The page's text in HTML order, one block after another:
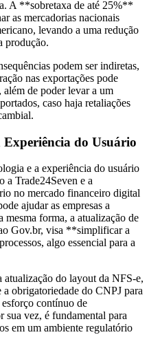
A **sobretaxa de até 25%**
as mercadorias nacionais
levando a uma redução
produção.
podem ser indiretas,
nas exportações pode
além de poder levar a um
caso haja retaliações
Experiência do Usuário
e a experiência do usuário
a Trade24Seven e a
no mercado financeiro digital
ajudar as empresas a
mesma forma, a atualização de
Gov.br, visa **simplificar a
algo essencial para a
atualização do layout da NFS-e,
obrigatoriedade do CNPJ para
contínuo de
vez, é fundamental para
em um ambiente regulatório